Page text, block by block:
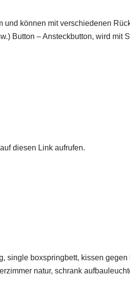
können mit verschiedenen
Button – Ansteckbutton, wird
diesen Link aufrufen.
single boxspringbett, kissen
natur, schrank